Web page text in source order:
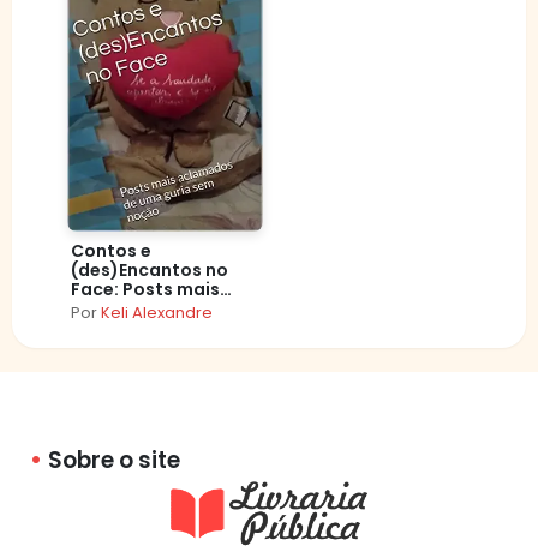
Contos e
(des)Encantos no
Face: Posts mais
aclamados de uma
PorKeli Alexandre
Sobre o site